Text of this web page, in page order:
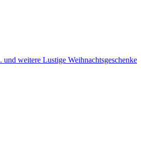
weitere Lustige Weihnachtsgeschenke